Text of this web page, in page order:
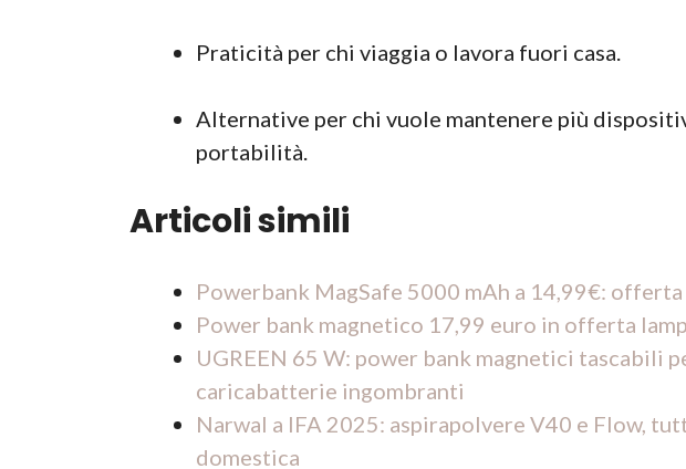
Praticità per chi viaggia o lavora fuori casa.
Alternative per chi vuole mantenere più
portabilità.
Articoli simili
Powerbank MagSafe 5000 mAh a 14,99€:
Power bank magnetico 17,99 euro in offerta
UGREEN 65 W: power bank magnetici tascabili
caricabatterie ingombranti
Narwal a IFA 2025: aspirapolvere V40 e Flow,
domestica